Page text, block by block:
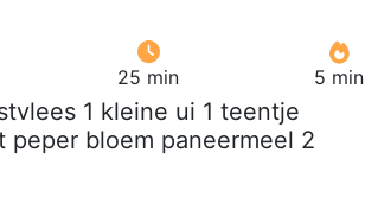
25 min 5 min
1 kleine ui 1 teentje
bloem paneermeel 2